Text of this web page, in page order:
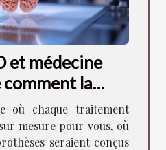
et médecine
comment la
les
où chaque traitement
mesure pour vous, où
seraient conçus